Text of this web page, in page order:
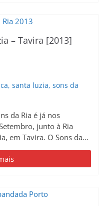
– Tavira [2013]
, santa luzia, sons da
da Ria é já nos
junto à Ria
em Tavira. O Sons da...